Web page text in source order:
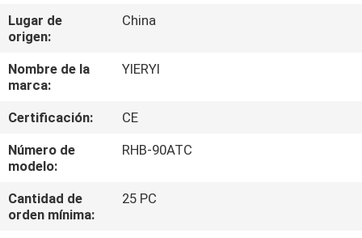
NOSOTROS
VISITA
A
LA
FÁBRICA
CONTROL
Lugar de
origen:
China
Nombre de la
marca:
YIERYI
Certificación:
CE
Número de
modelo:
RHB-90ATC
Cantidad de
orden mínima:
25 PC